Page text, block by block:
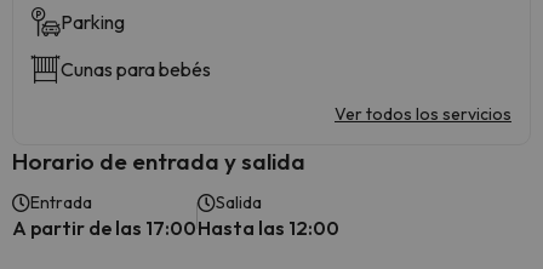
Parking
Cunas para bebés
Ver todos los servicios
Horario de entrada y salida
Entrada
A partir de las 17:00
Salida
Hasta las 12:00